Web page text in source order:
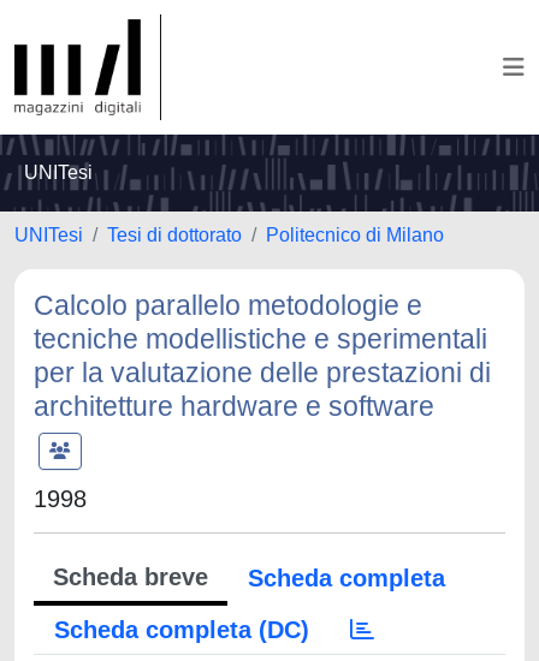
UNITesi
UNITesi Tesi di dottorato Politecnico di Milano
Calcolo parallelo metodologie e
tecniche modellistiche e sperimentali
per la valutazione delle prestazioni di
architetture hardware e software
1998
Scheda breve
Scheda completa
Scheda completa (DC)